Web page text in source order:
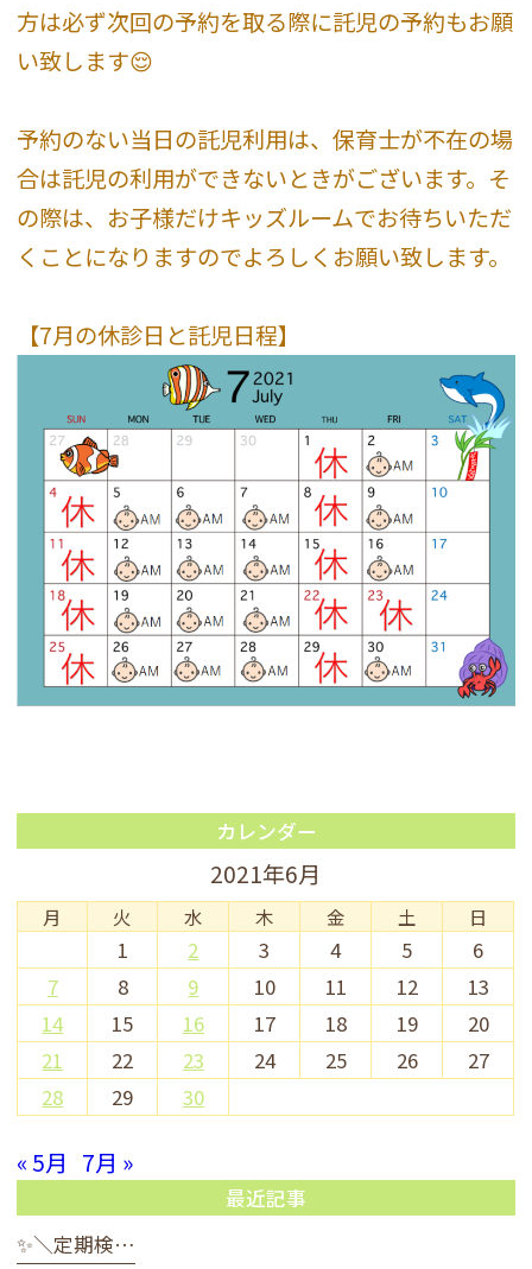
方は必ず次回の予約を取る際に託児の予約もお願
い致します😌
予約のない当日の託児利用は、保育士が不在の場
合は託児の利用ができないときがございます。そ
の際は、お子様だけキッズルームでお待ちいただ
くことになりますのでよろしくお願い致します。
【7月の休診日と託児日程】
カレンダー
2021年6月
月 火 水 木 金 土 日
1 2 3 4 5
6
7
8 9 10 11 12
13
14
15 16 17 18 19
20
21
22 23 24 25 26
27
28
29 30
« 5月 7月 »
最近記事
✨＼定期検…